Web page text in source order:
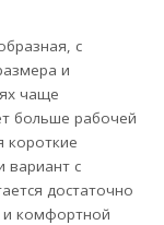
с
и
чаще
больше рабочей
короткие
вариант с
достаточно
и комфортной